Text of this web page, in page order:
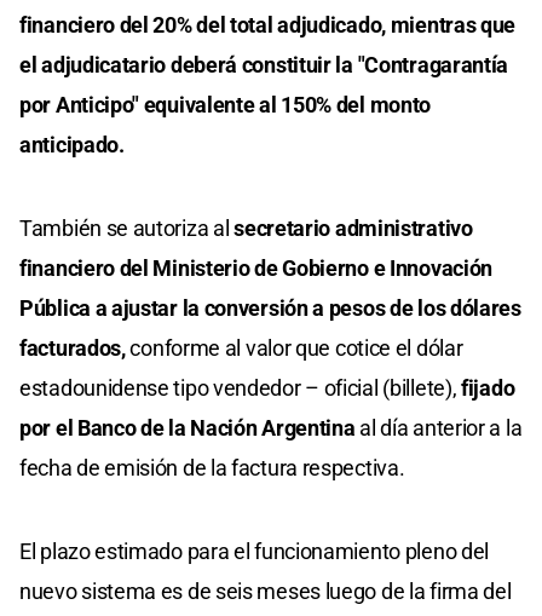
financiero del 20% del total adjudicado, mientras que
el adjudicatario deberá constituir la "Contragarantía
por Anticipo" equivalente al 150% del monto
anticipado.
También se autoriza alsecretario administrativo
financiero del Ministerio de Gobierno e Innovación
Pública a ajustar la conversión a pesos de los dólares
facturados,conforme al valor que cotice el dólar
estadounidense tipo vendedor – oficial (billete),fijado
por el Banco de la Nación Argentina al día anterior a la
fecha de emisión de la factura respectiva.
El plazo estimado para el funcionamiento pleno del
nuevo sistema es de seis meses luego de la firma del